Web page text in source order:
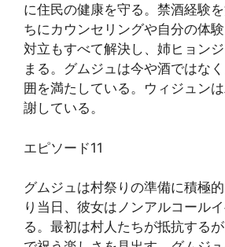
に住民の健康を守る。禁酒経験
ちにカウンセリングや自分の体
対立もすべて解決し、姉ヒョン
まる。グムジュは今や酒ではな
囲を満たしている。ウィジュン
謝している。
エピソード11
グムジュは村祭りの準備に積極
り当日、彼女はノンアルコール
る。最初は村人たちが抵抗する